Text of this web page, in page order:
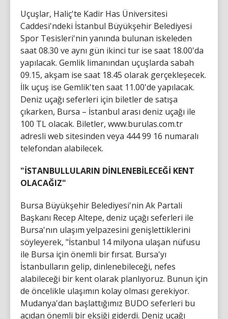
Uçuşlar, Haliç'te Kadir Has Üniversitesi
Caddesi'ndeki İstanbul Büyükşehir Belediyesi
Spor Tesisleri'nin yanında bulunan iskeleden
saat 08.30 ve aynı gün ikinci tur ise saat 18.00'da
yapılacak. Gemlik limanından uçuşlarda sabah
09.15, akşam ise saat 18.45 olarak gerçekleşecek.
İlk uçuş ise Gemlik'ten saat 11.00'de yapılacak.
Deniz uçağı seferleri için biletler de satışa
çıkarken, Bursa – İstanbul arası deniz uçağı ile
100 TL olacak. Biletler, www.burulas.com.tr
adresli web sitesinden veya 444 99 16 numaralı
telefondan alabilecek.
"İSTANBULLULARIN DİNLENEBİLECEĞİ KENT
OLACAĞIZ"
Bursa Büyükşehir Belediyesi'nin Ak Partali
Başkanı Recep Altepe, deniz uçağı seferleri ile
Bursa'nın ulaşım yelpazesini genişlettiklerini
söyleyerek, "İstanbul 14 milyona ulaşan nüfusu
ile Bursa için önemli bir fırsat. Bursa'yı
İstanbulların gelip, dinlenebileceği, nefes
alabileceği bir kent olarak planlıyoruz. Bunun için
de öncelikle ulaşımın kolay olması gerekiyor.
Mudanya'dan başlattığımız BUDO seferleri bu
açıdan önemli bir eksiği giderdi. Deniz uçağı